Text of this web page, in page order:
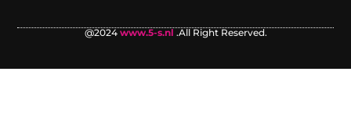
@2024www.5-s.nl .All Right Reserved.